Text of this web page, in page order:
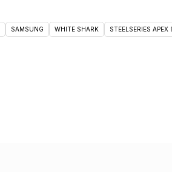
SAMSUNG WHITE SHARK STEELSERIES